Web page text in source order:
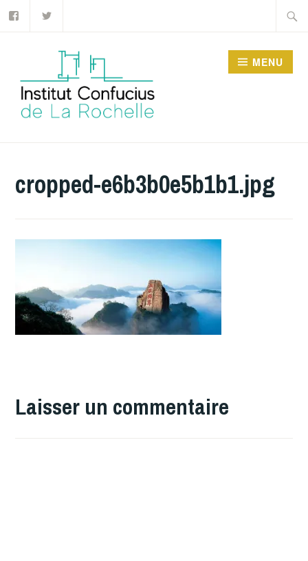
Accéder
DE LA ROCHELLE
MENU
cropped-e6b3b0e5b1b1.jpg
Laisser un commentaire